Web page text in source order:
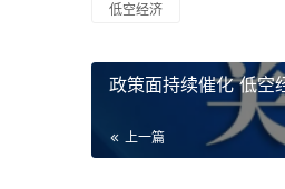
低空经济
政策面持续催化 低空
上一篇